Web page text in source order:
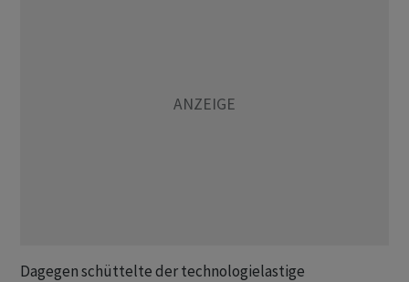
Dagegen schüttelte der technologielastige